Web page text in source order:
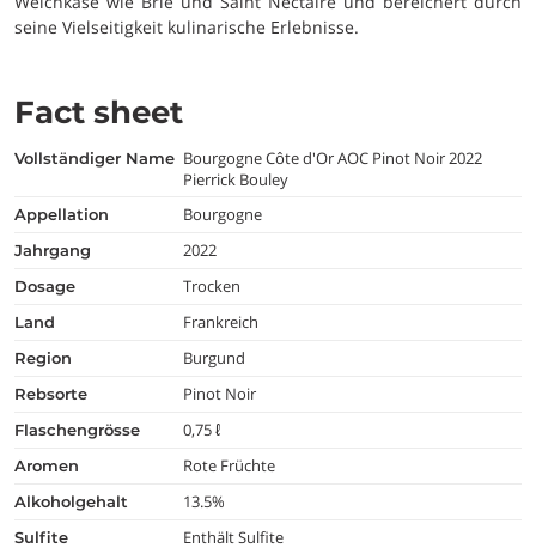
seine Vielseitigkeit kulinarische Erlebnisse.
Fact sheet
vollständiger Name Bourgogne Côte d'Or AOC Pinot Noir 2022
Pierrick Bouley
appellation Bourgogne
jahrgang 2022
dosage Trocken
land Frankreich
region Burgund
rebsorte Pinot Noir
flaschengrösse 0,75 ℓ
aromen Rote Früchte
alkoholgehalt 13.5%
Sulfite Enthält Sulfite